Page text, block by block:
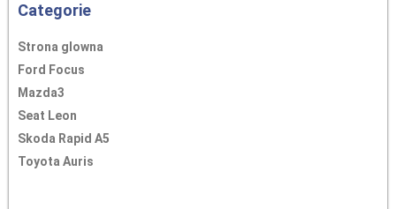
Categorie
Strona glowna
Ford Focus
Mazda3
Seat Leon
Skoda Rapid A5
Toyota Auris